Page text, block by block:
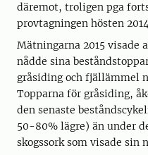
däremot, troligen pga
provtagningen hösten
Mätningarna 2015 visade
nådde sina
gråsiding och fjällämmel
Topparna för gråsiding,
den senaste
50-80% lägre) än under
skogssork som visade sin